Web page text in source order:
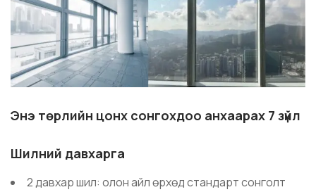
Энэ төрлийн цонх сонгохдоо анхаарах 7 зүйл
Шилний давхарга
2 давхар шил: олон айл өрхөд стандарт сонголт